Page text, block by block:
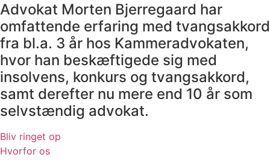
Advokat Morten Bjerregaard har
omfattende erfaring med tvangsakkord
fra bl.a. 3 år hos Kammeradvokaten,
hvor han beskæftigede sig med
insolvens, konkurs og tvangsakkord,
samt derefter nu mere end 10 år som
selvstændig advokat.
Bliv ringet op
Hvorfor os